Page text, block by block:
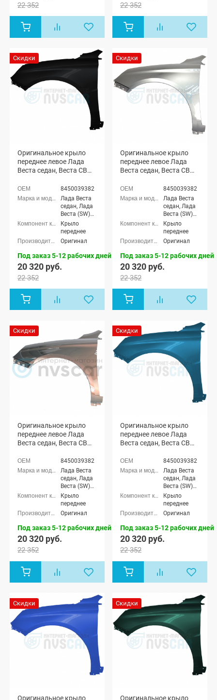
22 352 22 352
Скидки
Оригинальное крыло
переднее левое Лада
Веста седан, Веста СВ
653)
8450039382
Лада Веста
седан, Лада
Веста (SW)
универсал
Крыло
переднее
Оригинал
Под заказ 5-12 рабочих дней
20 320 руб.
22 352
Скидки
Оригинальное крыло
переднее левое Лада
Веста седан, Веста СВ
8450039382
Лада Веста
седан, Лада
Веста (SW)
универсал
Крыло
переднее
Оригинал
Под заказ 5-12 рабочих дней
20 320 руб.
22 352
Скидки
Оригинальное крыло
переднее левое Лада
Веста седан, Веста СВ
8450039382
Лада Веста
седан, Лада
Веста (SW)
универсал
Крыло
переднее
Оригинал
Под заказ 5-12 рабочих дней
20 320 руб.
22 352
Скидки
Оригинальное крыло
переднее левое Лада
Веста седан, Веста СВ
8450039382
Лада Веста
седан, Лада
Веста (SW)
универсал
Крыло
переднее
Оригинал
Под заказ 5-12 рабочих дней
20 320 руб.
22 352
Скидки
Оригинальное крыло
Скидки
Оригинальное крыло